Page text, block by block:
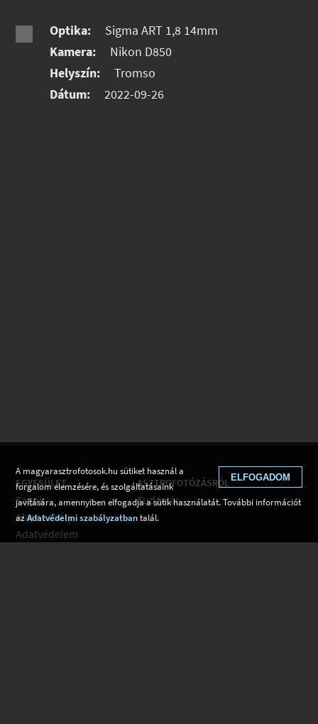
Optika:
Sigma ART 1,8 14mm
Kamera:
Nikon D850
Helyszín:
Tromso
Dátum:
2022-09-26
EGYESÜLET
Tagok
Alapszabály
Adatvédelem
ASZTROFOTÓZÁSRÓL
Tudástár
ELFOGADOM
A magyarasztrofotosok.hu sütiket használ a
forgalom elemzésére, és szolgáltatásaink
javítására, amennyiben elfogadja a sütik használatát. További információt
azAdatvédelmi szabályzatbantalál.